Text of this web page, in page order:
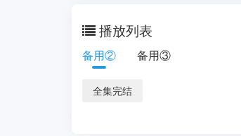
播放列表
备用② 备用③
全集完结